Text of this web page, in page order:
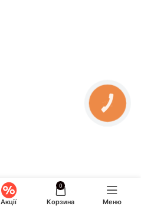
Акції
0
Корзина Меню
КНОПКА
ЗВ'ЯЗКУ